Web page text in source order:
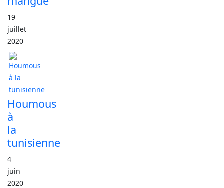
19
juillet
2020
Houmous
à
la
tunisienne
4
juin
2020